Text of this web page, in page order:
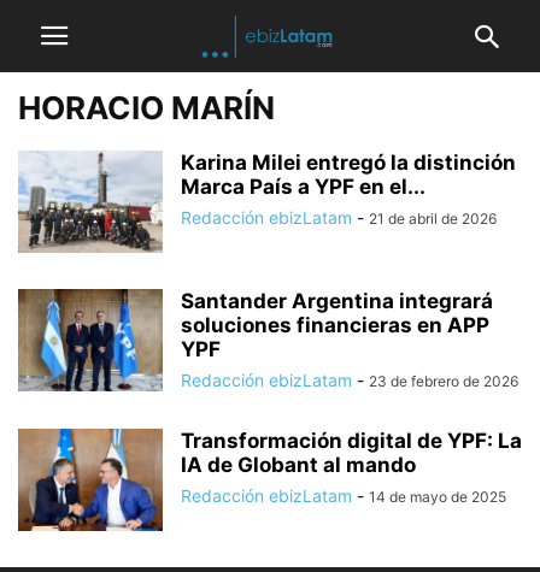
HORACIO MARÍN
Karina Milei entregó la distinción
Marca País a YPF en el...
Redacción ebizLatam - 21 de abril de 2026
Santander Argentina integrará
soluciones financieras en APP
YPF
Redacción ebizLatam - 23 de febrero de 2026
Transformación digital de YPF: La
IA de Globant al mando
Redacción ebizLatam - 14 de mayo de 2025